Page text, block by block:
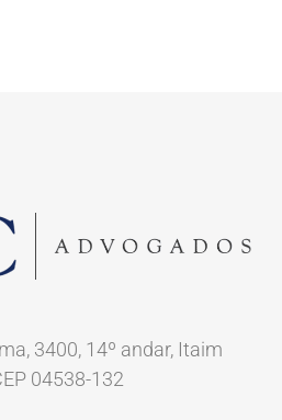
3400, 14º andar, Itaim
04538-132